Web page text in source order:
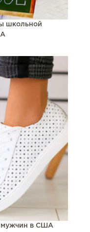
школьной
мужчин в США